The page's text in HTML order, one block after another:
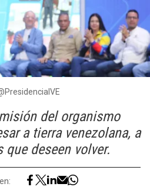
del organismo
a tierra venezolana, a
deseen volver.